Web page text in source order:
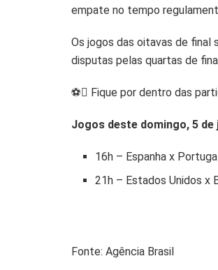
empate no tempo
Os jogos das oitavas de final
disputas pelas quartas de
⚽ Fique por dentro das
Jogos deste domingo, 5 de
16h – Espanha x
21h – Estados Unidos x
Fonte: Agência Brasil